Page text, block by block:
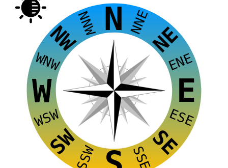
E
W
N
NW NE
SE
SW
NNE
ENE
ESE
SSE
SSW
WSW
WNW
NNW